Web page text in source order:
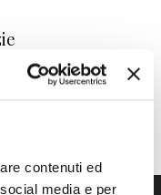
contenuti ed
media e per